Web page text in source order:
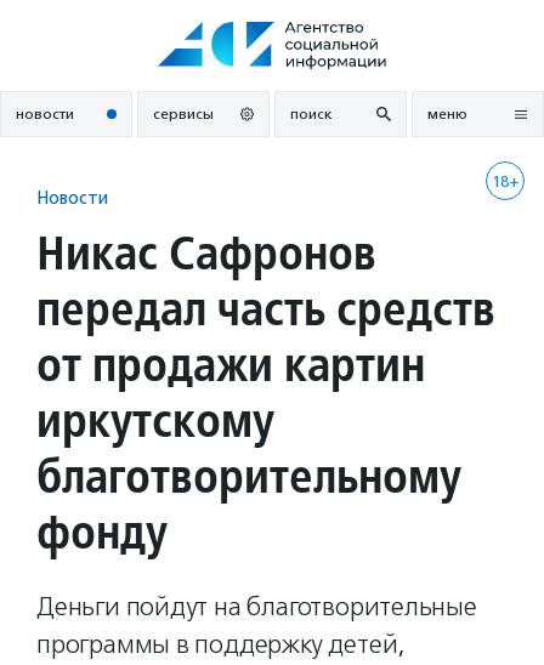
новости сервисы поиск меню
18+
Новости
Никас Сафронов
передал часть средств
от продажи картин
иркутскому
благотворительному
фонду
Деньги пойдут на благотворительные
программы в поддержку детей,